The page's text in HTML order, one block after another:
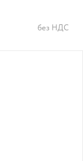
без НДС